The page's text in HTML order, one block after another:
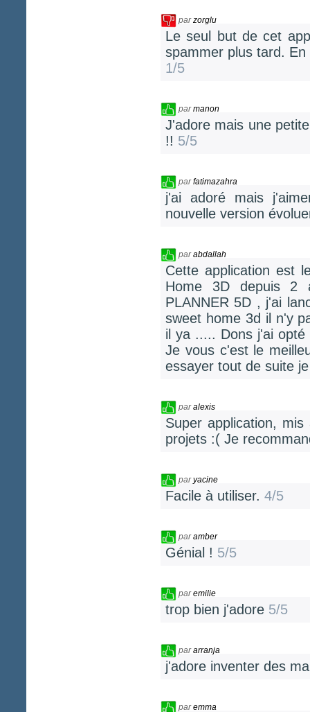
parzorglu
Le seul but de cet
spammer plus tard.
1/5
parmanon
J'adore mais une
!! 5/5
parfatimazahra
j'ai adoré mais
nouvelle version
parabdallah
Cette application est
Home 3D depuis 2
PLANNER 5D , j'ai
sweet home 3d il n'y
il ya ..... Dons j'ai
Je vous c'est le
essayer tout de suite
paralexis
Super application,
projets :( Je
paryacine
Facile à utiliser. 4/5
paramber
Génial ! 5/5
paremilie
trop bien j'adore 5/5
pararranja
j'adore inventer des
paremma